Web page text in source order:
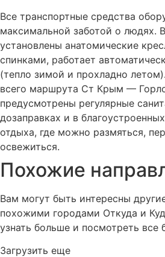
Все транспортные средства
максимальной заботой о людях.
установлены анатомические
спинками, работает
(тепло зимой и прохладно
всего маршрута Ст Крым —
предусмотрены регулярные
дозаправках и в
отдыха, где можно размяться,
освежиться.
Похожие
Вам могут быть интересны
похожими городами Откуда и
узнать больше и посмотреть все
Загрузить еще